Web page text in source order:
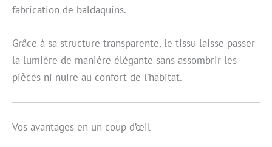
fabrication de baldaquins.
Grâce à sa structure transparente, le tissu laisse passer
la lumière de manière élégante sans assombrir les
pièces ni nuire au confort de l’habitat.
Vos avantages en un coup d’œil